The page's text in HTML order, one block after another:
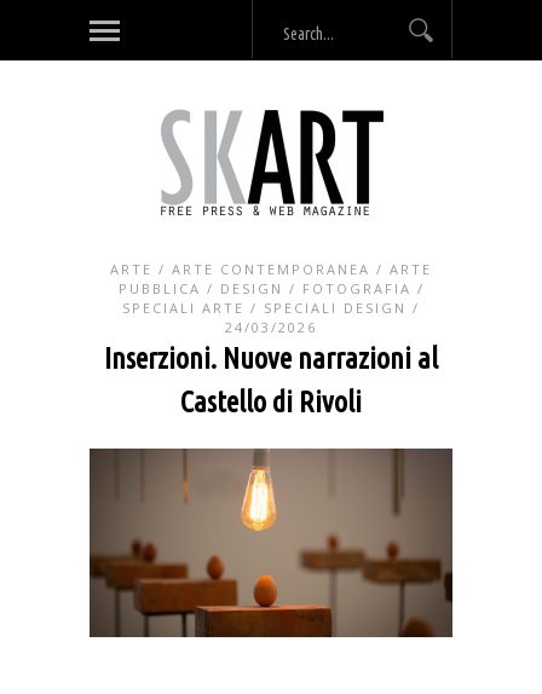
ARTE / ARTE CONTEMPORANEA / ARTE
PUBBLICA / DESIGN / FOTOGRAFIA /
SPECIALI ARTE / SPECIALI DESIGN /
24/03/2026
Inserzioni. Nuove narrazioni al
Castello di Rivoli